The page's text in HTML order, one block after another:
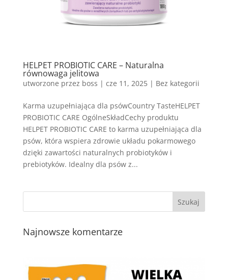
HELPET PROBIOTIC CARE – Naturalna
równowaga jelitowa
utworzone przez boss | cze 11, 2025| Bez kategorii
Karma uzupełniająca dla psówCountry TasteHELPET
PROBIOTIC CARE OgólneSkładCechy produktu
HELPET PROBIOTIC CARE to karma uzupełniająca dla
psów, która wspiera zdrowie układu pokarmowego
dzięki zawartości naturalnych probiotyków i
prebiotyków. Idealny dla psów z...
Najnowsze komentarze